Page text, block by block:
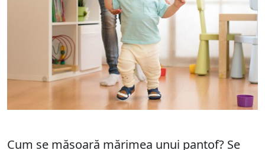
Cum se măsoară mărimea unui pantof? Se